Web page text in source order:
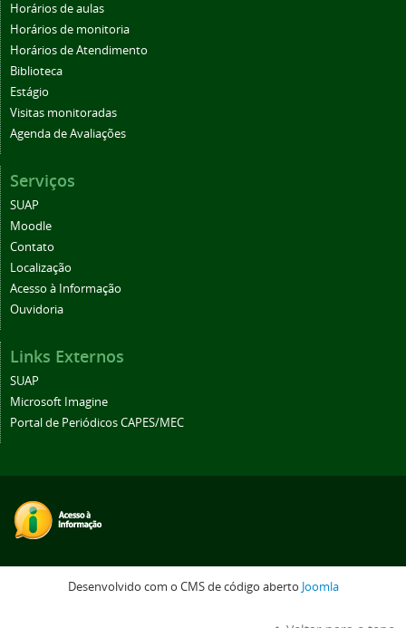
Horários de aulas
Horários de monitoria
Horários de Atendimento
Biblioteca
Estágio
Visitas monitoradas
Agenda de Avaliações
Serviços
SUAP
Moodle
Contato
Localização
Acesso à Informação
Ouvidoria
Links Externos
SUAP
Microsoft Imagine
Portal de Periódicos CAPES/MEC
Desenvolvido com o CMS de código aberto Joomla